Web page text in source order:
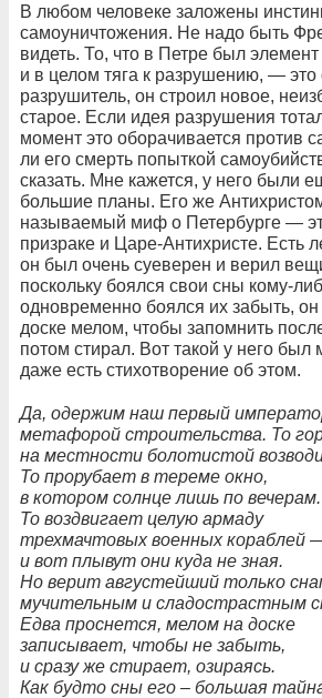
В любом человеке заложены
самоуничтожения. Не надо быть
видеть. То, что в Петре был
и в целом тяга к разрушению, — это
разрушитель, он строил новое,
старое. Если идея разрушения
момент это оборачивается против
ли его смерть попыткой
сказать. Мне кажется, у него были
большие планы. Его же
называемый миф о Петербурге —
призраке и Царе-Антихристе. Есть
он был очень суеверен и верил
поскольку боялся свои сны кому-
одновременно боялся их забыть,
доске мелом, чтобы запомнить
потом стирал. Вот такой у него был
даже есть стихотворение об этом.
Да, одержим наш первый
метафорой строительства. То
на местности болотистой
То прорубает в тереме окно,
в котором солнце лишь по вечерам.
То воздвигает целую армаду
трехмачтовых военных кораблей
и вот плывут они куда не зная.
Но верит августейший только
мучительным и сладострастным
Едва проснeтся, мелом на доске
записывает, чтобы не забыть,
и сразу же стирает, озираясь.
Как будто сны его – большая